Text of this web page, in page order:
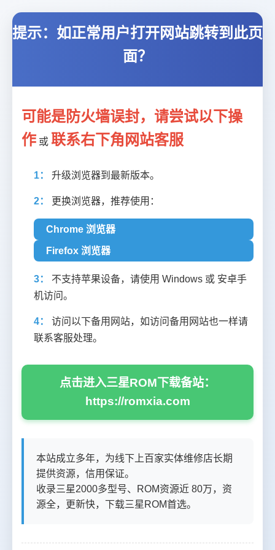
提示：如正常用户打开网站跳转到此页
面？
可能是防火墙误封，请尝试以下操
作 或 联系右下角网站客服
1： 升级浏览器到最新版本。
2： 更换浏览器，推荐使用：
Chrome 浏览器
Firefox 浏览器
3：
不支持苹果设备，请使用 Windows 或 安卓手
机访问。
4：
访问以下备用网站，如访问备用网站也一样请
联系客服处理。
点击进入三星ROM下载备站：
https://romxia.com
本站成立多年，为线下上百家实体维修店长期
提供资源，信用保证。
收录三星2000多型号、ROM资源近 80万，资
源全，更新快，下载三星ROM首选。